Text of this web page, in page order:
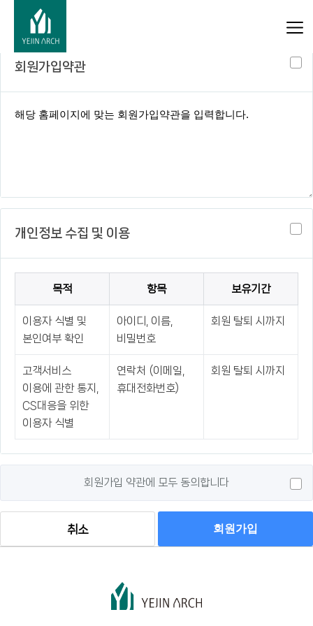
회원가입약관 및 개인정보 수집 및 이용의 내용에 동의하셔야
회원가입약관
개인정보 수집 및 이용
목적 항목 보유기간
이용자 식별 및
본인여부 확인
아이디, 이름,
비밀번호
회원 탈퇴 시까지
고객서비스
이용에 관한 통지,
CS대응을 위한
이용자 식별
연락처 (이메일,
휴대전화번호)
회원 탈퇴 시까지
회원가입 약관에 모두 동의합니다
취소 회원가입